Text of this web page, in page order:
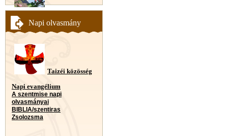
Napi olvasmány
Taizéi közösség
Napi evangélium
A szentmise napi
olvasmányai
BIBLIA/szentiras
Zsolozsma